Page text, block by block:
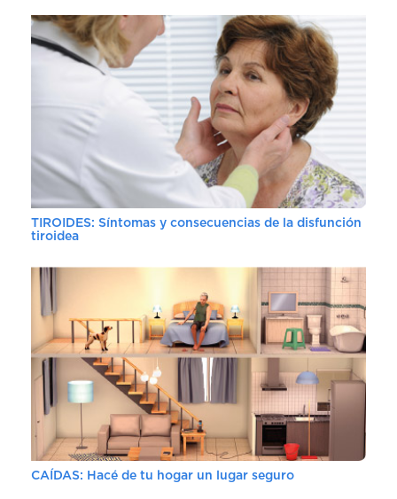
TIROIDES: Síntomas y consecuencias de la disfunción
tiroidea
CAÍDAS: Hacé de tu hogar un lugar seguro